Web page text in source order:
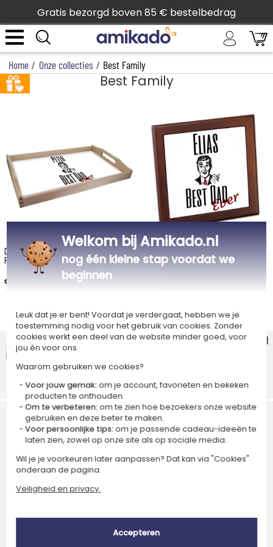
Gratis bezorgd boven 85 € bestelbedrag
Home / Onze collecties / Best Family
Best Family
Dienblad bedrukt Best
Family
€ 33,90
Family
Producten reviews Amikado.nl
(365 reviews)
Express verzending
Veilige betaling
Ik schrijf me in voor de nieuwsbrief
Welkom bij Amikado.nl
nog één kleine stap voordat we
beginnen
Leuk dat je er bent! Voordat je verdergaat, hebben we je
toestemming nodig voor het gebruik van cookies. Zonder
cookies werkt een deel van de website minder goed, voor
jou én voor ons.
Waarom gebruiken we cookies?
Voor jouw gemak:om je account, favorieten en bekeken
producten te onthouden.
Om te verbeteren:om te zien hoe bezoekers onze website
gebruiken en deze beter te maken.
Voor persoonlijke tips:om je passende cadeau-ideeën te
laten zien, zowel op onze site als op sociale media.
Wil je je voorkeuren later aanpassen? Dat kan via "Cookies"
onderaan de pagina.
Veiligheid en privacy.
Accepteren